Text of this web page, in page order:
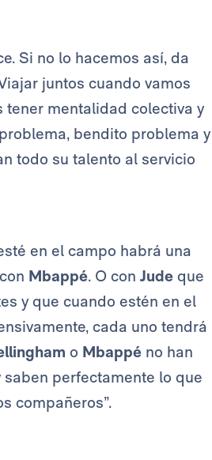
Si no lo hacemos así, da
juntos cuando vamos
tener mentalidad colectiva y
bendito problema y
todo su talento al servicio
en el campo habrá una
Mbappé. O con Jude que
y que cuando estén en el
cada uno tendrá
o Mbappé no han
perfectamente lo que
compañeros”.